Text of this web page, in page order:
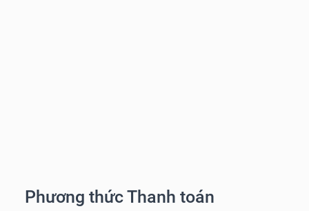
Phương thức Thanh toán